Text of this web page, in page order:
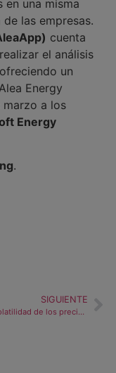
una misma
de las empresas.
cuenta
el análisis
un
Energy
marzo a los
Energy
.
SIGUIENTE
La macrovolatilidad de los precios en los mercados de energía y las tensiones geopolíticas